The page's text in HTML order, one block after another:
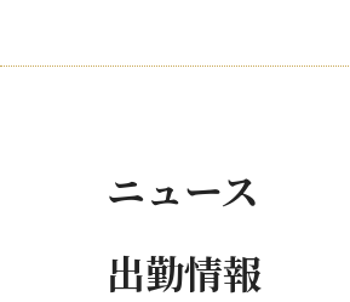
ニュース
出勤情報